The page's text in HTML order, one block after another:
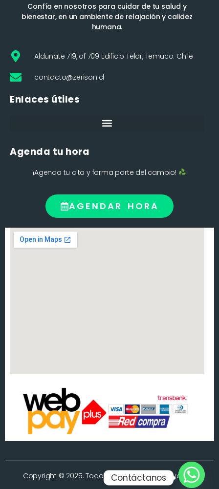
Confía en nosotros para cuidar de tu salud y
bienestar, en un ambiente de relajación y calidez
humana.
Aldunate 719, of 709 Edificio Telar, Temuco. Chile
contacto@zerison.cl
Enlaces útiles
Agenda tu hora
¡Agenda tu cita y forma parte del cambio!
AGENDAR HORA
Copyright © 2025. Todos los derechos reservados.
Contáctanos